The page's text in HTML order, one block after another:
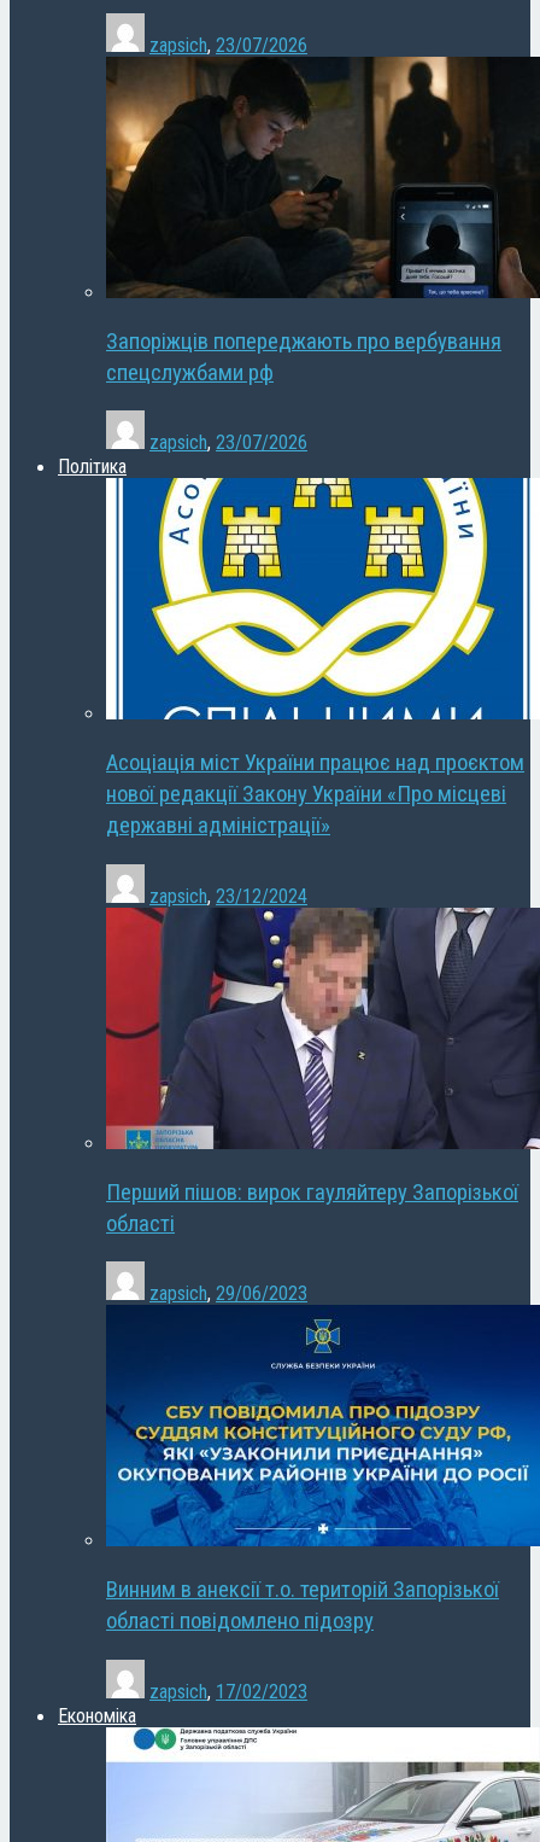
zapsich, 23/07/2026
Запоріжців попереджають про вербування
спецслужбами рф
zapsich, 23/07/2026
Політика
Асоціація міст України працює над проєктом
нової редакції Закону України «Про місцеві
державні адміністрації»
zapsich, 23/12/2024
Перший пішов: вирок гауляйтеру Запорізької
області
zapsich, 29/06/2023
Винним в анексії т.о. територій Запорізької
області повідомлено підозру
zapsich, 17/02/2023
Економіка